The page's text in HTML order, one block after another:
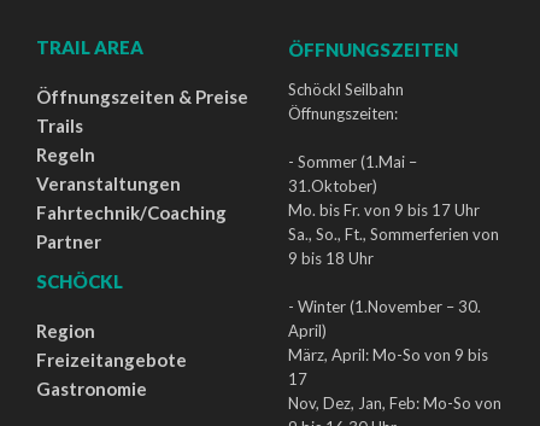
TRAIL AREA
Öffnungszeiten & Preise
Trails
Regeln
Veranstaltungen
Fahrtechnik/Coaching
Partner
SCHÖCKL
Region
Freizeitangebote
Gastronomie
ÖFFNUNGSZEITEN
Schöckl Seilbahn
Öffnungszeiten:
- Sommer (1.Mai –
31.Oktober)
Mo. bis Fr. von 9 bis 17 Uhr
Sa., So., Ft., Sommerferien von
9 bis 18 Uhr
- Winter (1.November – 30.
April)
März, April: Mo-So von 9 bis
17
Nov, Dez, Jan, Feb: Mo-So von